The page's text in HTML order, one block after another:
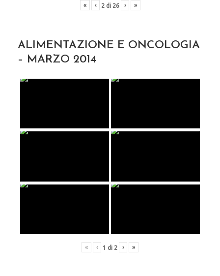
« ‹ 2di 26 › »
ALIMENTAZIONE E ONCOLOGIA
– MARZO 2014
« ‹ 1 di 2 › »